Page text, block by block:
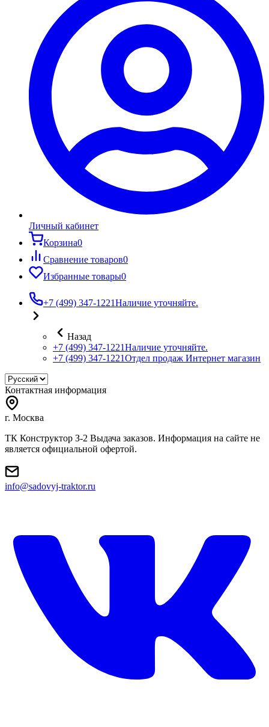
Личный кабинет
Корзина0
Сравнение товаров0
Избранные товары0
+7 (499) 347-1221Наличие уточняйте.
Назад
+7 (499) 347-1221Наличие уточняйте.
+7 (499) 347-1221Отдел продаж Интернет магазин
Контактная информация
г. Москва
ТК Конструктор З-2 Выдача заказов. Информация на сайте не
является официальной офертой.
info@sadovyj-traktor.ru